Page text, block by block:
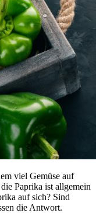
viel Gemüse auf
Paprika ist allgemein
auf sich? Sind
die Antwort.